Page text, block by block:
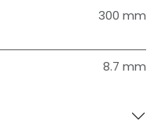
300 mm
8.7 mm